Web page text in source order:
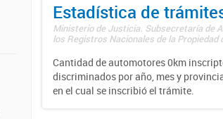
Estadística de
Ministerio de Justicia. Subsecretaría de
los Registros Nacionales de la
Cantidad de automotores 0km
discriminados por año, mes y
en el cual se inscribió el trámite.